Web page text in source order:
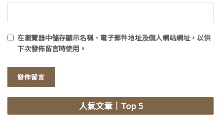
在瀏覽器中儲存顯示名稱、電子郵件地址及個人網站網址，以供
下次發佈留言時使用。
人氣文章｜Top 5